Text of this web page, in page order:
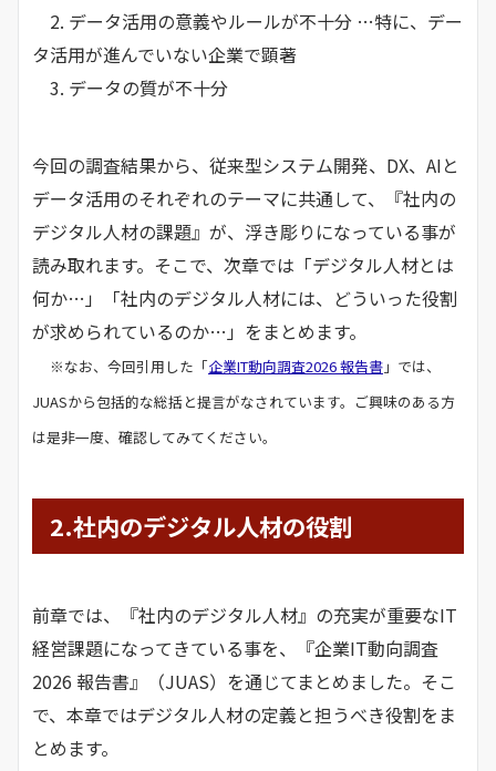
2. データ活用の意義やルールが不十分 …特に、デー
タ活用が進んでいない企業で顕著
3. データの質が不十分
今回の調査結果から、従来型システム開発、DX、AIと
データ活用のそれぞれのテーマに共通して、『社内の
デジタル人材の課題』が、浮き彫りになっている事が
読み取れます。そこで、次章では「デジタル人材とは
何か…」「社内のデジタル人材には、どういった役割
が求められているのか…」をまとめます。
※なお、今回引用した「企業IT動向調査2026 報告書 」では、
JUASから包括的な総括と提言がなされています。ご興味のある方
は是非一度、確認してみてください。
2.社内のデジタル人材の役割
前章では、『社内のデジタル人材』の充実が重要なIT
経営課題になってきている事を、『企業IT動向調査
2026 報告書』（JUAS）を通じてまとめました。そこ
で、本章ではデジタル人材の定義と担うべき役割をま
とめます。